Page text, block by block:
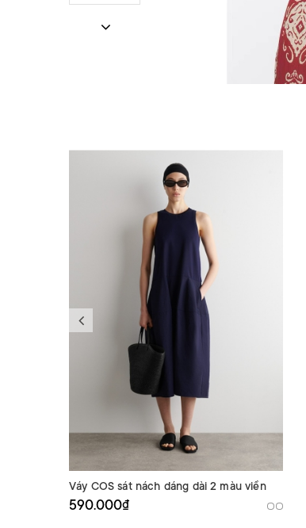
Váy COS sát nách dáng dài 2 màu viền
590.000₫